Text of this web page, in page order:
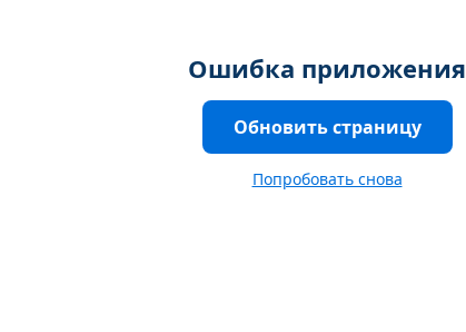
Ошибка приложения
Обновить страницу
Попробовать снова